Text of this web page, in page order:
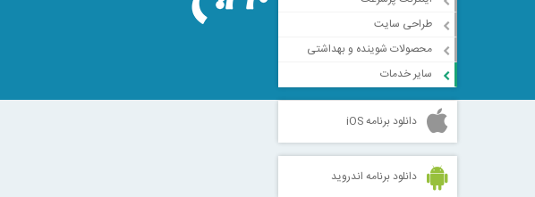
طراحی سایت
محصولات شوینده و بهداشتی
سایر خدمات
دانلود برنامه iOS
دانلود برنامه اندروید